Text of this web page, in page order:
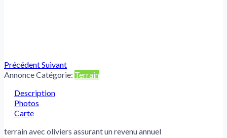
PrécédentSuivant
Annonce Catégorie: Terrain
Description
Photos
Carte
terrain avec oliviers assurant un revenu annuel